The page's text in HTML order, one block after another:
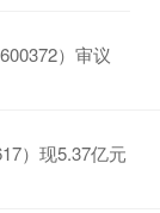
）审议
）现5.37亿元